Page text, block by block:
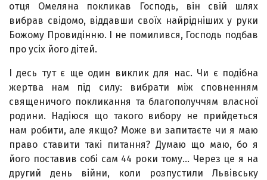
отця Омеляна покликав Господь, він свій шлях
вибрав свідомо, віддавши своїх найрідніших у руки
Божому Провидінню. І не помилився, Господь подбав
про усіх його дітей.
І десь тут є ще один виклик для нас. Чи є подібна
жертва нам під силу: вибрати між сповненням
священичого покликання та благополуччям власної
родини. Надіюся що такого вибору не прийдеться
нам робити, але якщо? Може ви запитаєте чи я маю
право ставити такі питання? Думаю що маю, бо я
його поставив собі сам 44 роки тому… Через це я на
другий день війни, коли розпустили Львівську